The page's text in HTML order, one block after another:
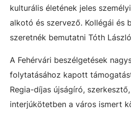
kulturális életének jeles
alkotó és szervező. Kollégái és
szeretnék bemutatni Tóth
A Fehérvári beszélgetések
folytatásához kapott
Regia-díjas újságíró,
interjúkötetben a város ismert